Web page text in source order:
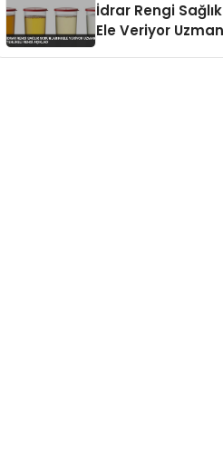
İdrar Rengi
Ele Veriyor